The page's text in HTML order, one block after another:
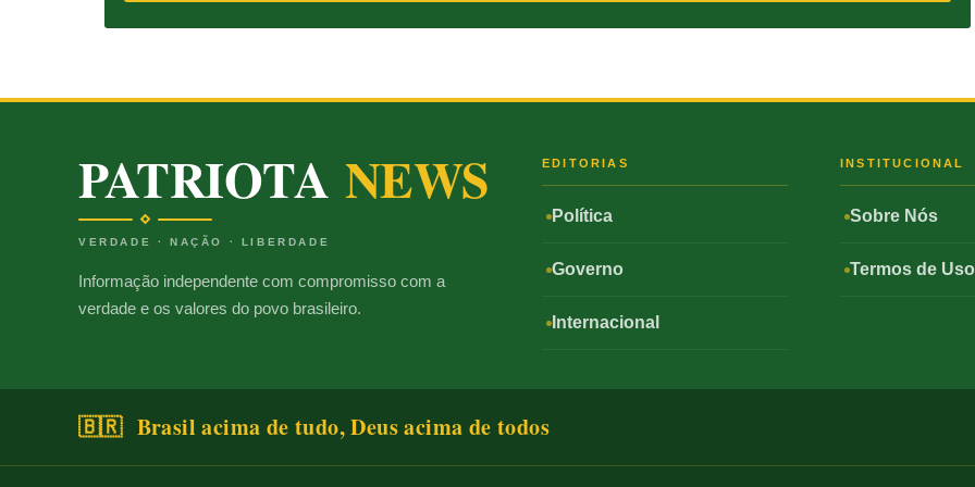
PATRIOTA NEWS
VERDADE · NAÇÃO · LIBERDADE
Informação independente com compromisso com a
verdade e os valores do povo brasileiro.
EDITORIAS
Política
Governo
Internacional
INSTITUCIONAL
Sobre Nós
Termos de Uso
🇧🇷 Brasil acima de tudo, Deus acima de todos